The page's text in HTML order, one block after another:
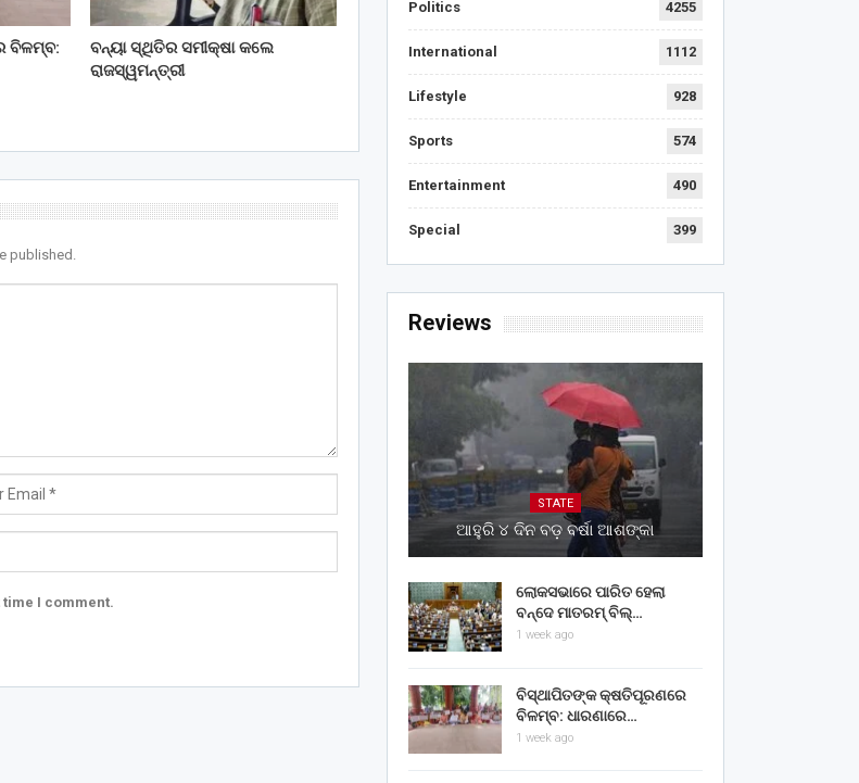
ବିଳମ୍ବ:
ବନ୍ୟା ସ୍ଥିତିର ସମୀକ୍ଷା କଲେ
ରାଜସ୍ୱମନ୍ତ୍ରୀ
published.
I comment.
Politics 4255
International 1112
Lifestyle 928
Sports 574
Entertainment 490
Special 399
Reviews
STATE
ଆହୁରି ୪ ଦିନ ବଡ଼ ବର୍ଷା ଆଶଙ୍କା
ଲୋକସଭାରେ ପାରିତ ହେଲା
ବନ୍ଦେ ମାତରମ୍‌ ବିଲ୍‌…
1 week ago
ବିସ୍ଥାପିତଙ୍କ କ୍ଷତିପୂରଣରେ
ବିଳମ୍ବ: ଧାରଣାରେ…
1 week ago